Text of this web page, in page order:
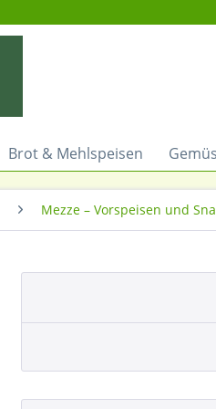
Brot & Mehlspeisen
Mezze – Vorspeisen und